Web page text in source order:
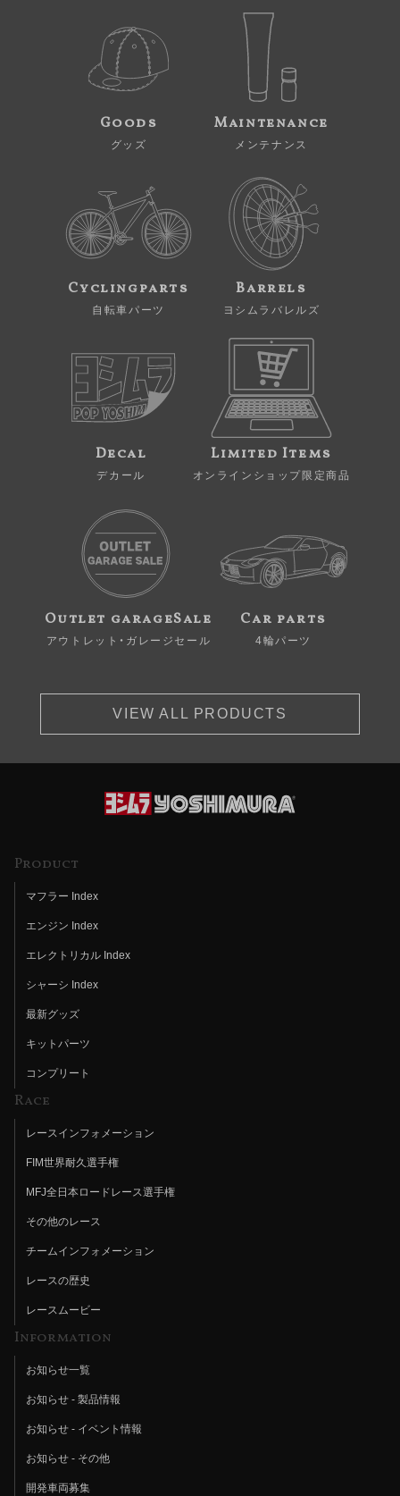
Goods
グッズ
Maintenance
メンテナンス
Cyclingparts
自転車パーツ
Barrels
ヨシムラバレルズ
Decal
デカール
Limited Items
オンラインショップ限定商品
Outlet garageSale
アウトレット・ガレージセール
Car parts
4輪パーツ
VIEW ALL PRODUCTS
Product
マフラー Index
エンジン Index
エレクトリカル Index
シャーシ Index
最新グッズ
キットパーツ
コンプリート
Race
レースインフォメーション
FIM世界耐久選手権
MFJ全日本ロードレース選手権
その他のレース
チームインフォメーション
レースの歴史
レースムービー
Information
お知らせ一覧
お知らせ - 製品情報
お知らせ - イベント情報
お知らせ - その他
開発車両募集